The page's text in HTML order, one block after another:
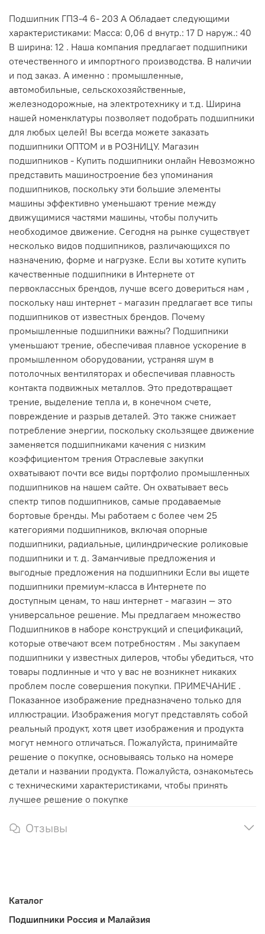
Подшипник ГПЗ-4 6- 203 А Обладает следующими
характеристиками: Масса: 0,06 d внутр.: 17 D наруж.: 40
В ширина: 12 . Наша компания предлагает подшипники
отечественного и импортного производства. В наличии
и под заказ. А именно : промышленные,
автомобильные, сельскохозяйственные,
железнодорожные, на электротехнику и т.д. Ширина
нашей номенклатуры позволяет подобрать подшипники
для любых целей! Вы всегда можете заказать
подшипники ОПТОМ и в РОЗНИЦУ. Магазин
подшипников - Купить подшипники онлайн Невозможно
представить машиностроение без упоминания
подшипников, поскольку эти большие элементы
машины эффективно уменьшают трение между
движущимися частями машины, чтобы получить
необходимое движение. Сегодня на рынке существует
несколько видов подшипников, различающихся по
назначению, форме и нагрузке. Если вы хотите купить
качественные подшипники в Интернете от
первоклассных брендов, лучше всего довериться нам ,
поскольку наш интернет - магазин предлагает все типы
подшипников от известных брендов. Почему
промышленные подшипники важны? Подшипники
уменьшают трение, обеспечивая плавное ускорение в
промышленном оборудовании, устраняя шум в
потолочных вентиляторах и обеспечивая плавность
контакта подвижных металлов. Это предотвращает
трение, выделение тепла и, в конечном счете,
повреждение и разрыв деталей. Это также снижает
потребление энергии, поскольку скользящее движение
заменяется подшипниками качения с низким
коэффициентом трения Отраслевые закупки
охватывают почти все виды портфолио промышленных
подшипников на нашем сайте. Он охватывает весь
спектр типов подшипников, самые продаваемые
бортовые бренды. Мы работаем с более чем 25
категориями подшипников, включая опорные
подшипники, радиальные, цилиндрические роликовые
подшипники и т. д. Заманчивые предложения и
выгодные предложения на подшипники Если вы ищете
подшипники премиум-класса в Интернете по
доступным ценам, то наш интернет - магазин — это
универсальное решение. Мы предлагаем множество
Подшипников в наборе конструкций и спецификаций,
которые отвечают всем потребностям . Мы закупаем
подшипники у известных дилеров, чтобы убедиться, что
товары подлинные и что у вас не возникнет никаких
проблем после совершения покупки. ПРИМЕЧАНИЕ .
Показанное изображение предназначено только для
иллюстрации. Изображения могут представлять собой
реальный продукт, хотя цвет изображения и продукта
могут немного отличаться. Пожалуйста, принимайте
решение о покупке, основываясь только на номере
детали и названии продукта. Пожалуйста, ознакомьтесь
с техническими характеристиками, чтобы принять
лучшее решение о покупке
Отзывы
Каталог
Подшипники Россия и Малайзия